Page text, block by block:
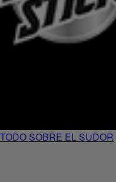
TODO SOBRE EL SUDOR